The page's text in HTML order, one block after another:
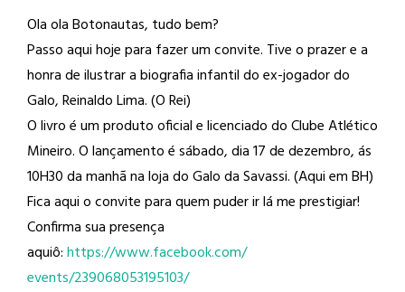
Ola ola Botonautas, tudo bem?
Passo aqui hoje para fazer um convite. Tive o prazer e a
honra de ilustrar a biografia infantil do ex-jogador do
Galo, Reinaldo Lima​. (O Rei)
O livro é um produto oficial e licenciado do Clube Atlético
Mineiro​. O lançamento é sábado, dia 17 de dezembro, ás
10H30 da manhã na loja do Galo da Savassi. (Aqui em BH)
Fica aqui o convite para quem puder ir lá me prestigiar!
Confirma sua presença
aquiô:https://www.facebook.com/
events/239068053195103/